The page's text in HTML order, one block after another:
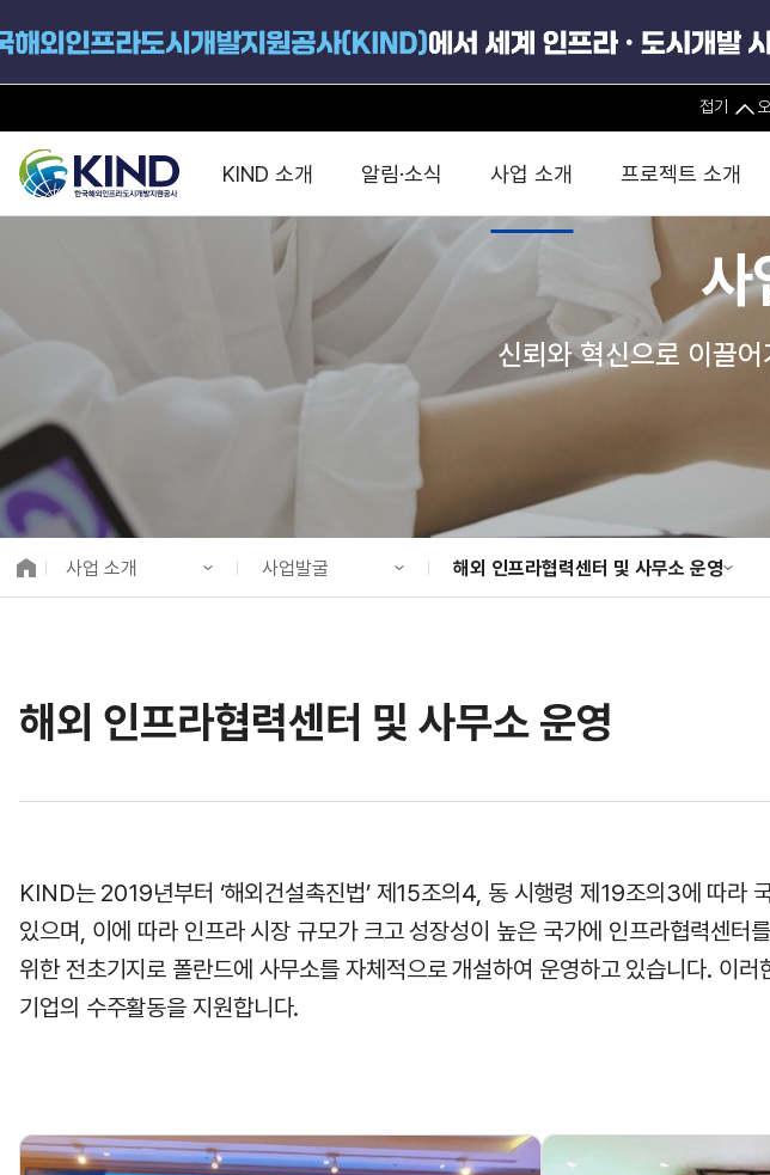
접기
KIND 소개
공사개요
연혁
경영진 소개
조직도 및 연락처
글로벌 네트워크
알림·소식
KIND 소식
보도자료
뉴스레터
카드뉴스
사업 소개
중소·중견기업 지원
해외진출 지원
맞춤형 지원상담
해외 인프라협력센터 및 사무소
해외 PPP동향 · 정책 분석
타당성조사(F/S)
K-City Network
EIPP
팀코리아
금융자문
프로젝트 소개
전체사업
직접투자사업
정책펀드사업
진출전략
경
사
신뢰와 혁신으로 이끌
사업 소개
사업 소개
정보공개
사업발굴
사업개발
투자승인사업관리
해외 인프라협력센터 및 사무소 운영
정책사업
해외 인프라협력센터 및 사무소 운영
KIND는 2019년부터 ‘해외건설촉진법’ 제15조의4, 동 시행령 제19조의3에 따라
있으며, 이에 따라 인프라 시장 규모가 크고 성장성이 높은 국가에 인프라협력센
위한 전초기지로 폴란드에 사무소를 자체적으로 개설하여 운영하고 있습니다. 이
기업의 수주활동을 지원합니다.